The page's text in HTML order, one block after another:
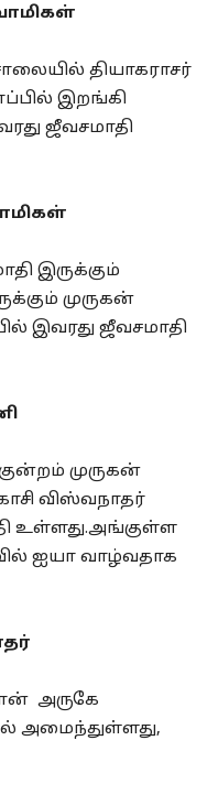
தியாகராசர்
இறங்கி
ஜீவசமாதி
இருக்கும்
முருகன்
இவரது ஜீவசமாதி
முருகன்
விஸ்வநாதர்
உள்ளது.அங்குள்ள
ஐயா வாழ்வதாக
அருகே
அமைந்துள்ளது,